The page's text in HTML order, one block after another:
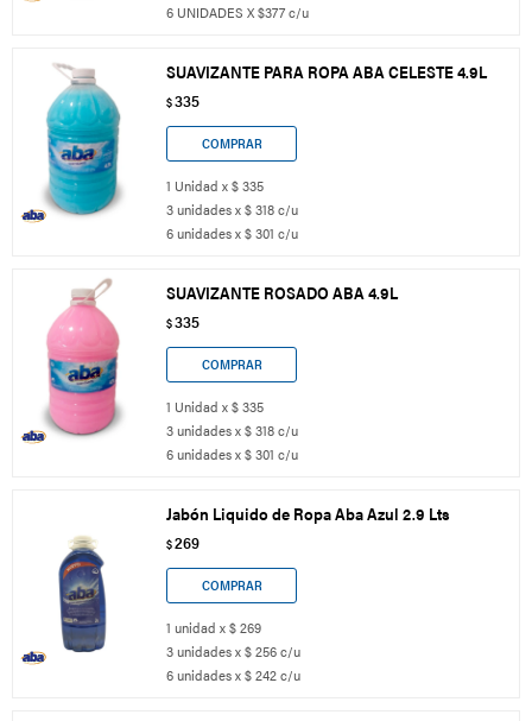
6 UNIDADES X $377 c/u
SUAVIZANTE PARA ROPA ABA CELESTE 4.9L
$335
1 Unidad x $ 335
3 unidades x $ 318 c/u
6 unidades x $ 301 c/u
SUAVIZANTE ROSADO ABA 4.9L
$335
1 Unidad x $ 335
3 unidades x $ 318 c/u
6 unidades x $ 301 c/u
Jabón Liquido de Ropa Aba Azul 2.9 Lts
$269
1 unidad x $ 269
3 unidades x $ 256 c/u
6 unidades x $ 242 c/u